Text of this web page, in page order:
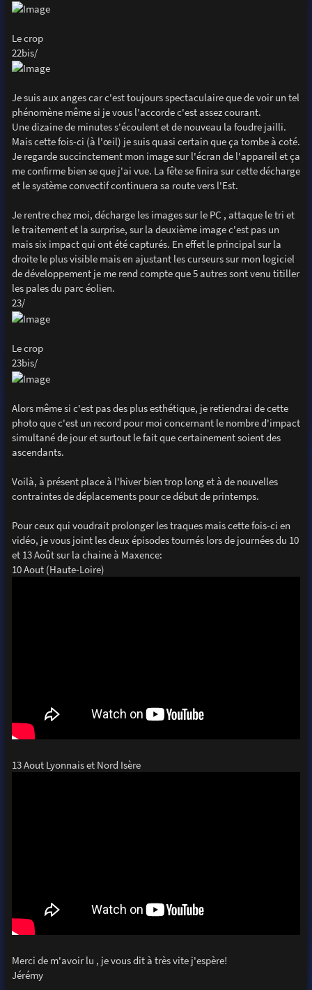
Le crop
22bis/
Je suis aux anges car c'est toujours spectaculaire que de voir un tel
phénomène même si je vous l'accorde c'est assez courant.
Une dizaine de minutes s'écoulent et de nouveau la foudre jailli.
Mais cette fois-ci (à l'œil) je suis quasi certain que ça tombe à coté.
Je regarde succinctement mon image sur l'écran de l'appareil et ça
me confirme bien se que j'ai vue. La fête se finira sur cette décharge
et le système convectif continuera sa route vers l'Est.
Je rentre chez moi, décharge les images sur le PC , attaque le tri et
le traitement et la surprise, sur la deuxième image c'est pas un
mais six impact qui ont été capturés. En effet le principal sur la
droite le plus visible mais en ajustant les curseurs sur mon logiciel
de développement je me rend compte que 5 autres sont venu titiller
les pales du parc éolien.
23/
Le crop
23bis/
Alors même si c'est pas des plus esthétique, je retiendrai de cette
photo que c'est un record pour moi concernant le nombre d'impact
simultané de jour et surtout le fait que certainement soient des
ascendants.
Voilà, à présent place à l'hiver bien trop long et à de nouvelles
contraintes de déplacements pour ce début de printemps.
Pour ceux qui voudrait prolonger les traques mais cette fois-ci en
vidéo, je vous joint les deux épisodes tournés lors de journées du 10
et 13 Août sur la chaine à Maxence:
10 Aout (Haute-Loire)
13 Aout Lyonnais et Nord Isère
Merci de m'avoir lu , je vous dit à très vite j'espère!
Jérémy